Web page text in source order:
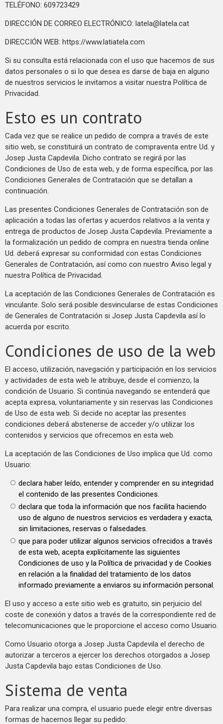
TELÉFONO: 609723429
DIRECCIÓN DE CORREO ELECTRÓNICO: latela@latela.cat
DIRECCIÓN WEB: https://www.latiatela.com
Si su consulta está relacionada con el uso que hacemos de sus
datos personales o si lo que desea es darse de baja en alguno
de nuestros servicios le invitamos a visitar nuestra Política de
Privacidad.
Esto es un contrato
Cada vez que se realice un pedido de compra a través de este
sitio web, se constituirá un contrato de compraventa entre Ud. y
Josep Justa Capdevila. Dicho contrato se regirá por las
Condiciones de Uso de esta web, y de forma específica, por las
Condiciones Generales de Contratación que se detallan a
continuación.
Las presentes Condiciones Generales de Contratación son de
aplicación a todas las ofertas y acuerdos relativos a la venta y
entrega de productos de Josep Justa Capdevila. Previamente a
la formalización un pedido de compra en nuestra tienda online
Ud. deberá expresar su conformidad con estas Condiciones
Generales de Contratación, así como con nuestro Aviso legal y
nuestra Política de Privacidad.
La aceptación de las Condiciones Generales de Contratación es
vinculante. Solo será posible desvincularse de estas Condiciones
de Generales de Contratación si Josep Justa Capdevila así lo
acuerda por escrito.
Condiciones de uso de la web
El acceso, utilización, navegación y participación en los servicios
y actividades de esta web le atribuye, desde el comienzo, la
condición de Usuario. Si continúa navegando se entenderá que
acepta expresa, voluntariamente y sin reservas las Condiciones
de Uso de esta web. Si decide no aceptar las presentes
condiciones deberá abstenerse de acceder y/o utilizar los
contenidos y servicios que ofrecemos en esta web.
La aceptación de las Condiciones de Uso implica que Ud. como
Usuario:
declara haber leído, entender y comprender en su integridad
el contenido de las presentes Condiciones.
declara que toda la información que nos facilita haciendo
uso de alguno de nuestros servicios es verdadera y exacta,
sin limitaciones, reservas o falsedades.
que para poder utilizar algunos servicios ofrecidos a través
de esta web, acepta explícitamente las siguientes
Condiciones de uso y la Política de privacidad y de Cookies
en relación a la finalidad del tratamiento de los datos
informado previamente a enviaros su información personal.
El uso y acceso a este sitio web es gratuito, sin perjuicio del
coste de conexión y datos a través de la correspondiente red de
telecomunicaciones que le proporcione el acceso como Usuario.
Como Usuario otorga a Josep Justa Capdevila el derecho de
autorizar a terceros a ejercer los derechos otorgados a Josep
Justa Capdevila bajo estas Condiciones de Uso.
Sistema de venta
Para realizar una compra, el usuario puede elegir entre diversas
formas de hacernos llegar su pedido: